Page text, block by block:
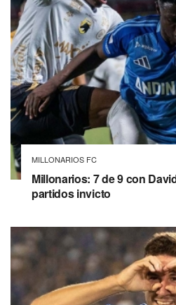
MILLONARIOS FC
Millonarios: 7 de 9 con
partidos invicto